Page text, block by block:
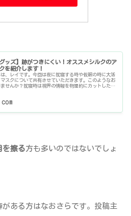
グッズ】跡がつきにくい！オススメシルクのア
を紹介します！
は、レイです。今回は夜に就寝する時や仮眠の時に大活
マスクについて共有させていただきます。このようなお
せんか？就寝時は視界の情報を物理的にカットした
を擦る方も多いのではないでしょ
ある方はなおさらです。投稿主